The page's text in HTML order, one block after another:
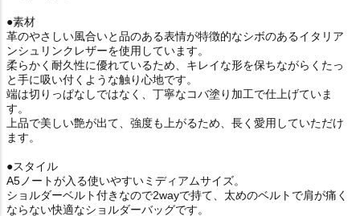
●素材
革のやさしい風合いと品のある表情が特徴的なシボのあるイタリア
ンシュリンクレザーを使用しています。
柔らかく耐久性に優れているため、キレイな形を保ちながらくたっ
と手に吸い付くような触り心地です。
端は切りっぱなしではなく、丁寧なコバ塗り加工で仕上げていま
す。
上品で美しい艶が出て、強度も上がるため、長く愛用していただけ
ます。
●スタイル
A5ノートが入る使いやすいミディアムサイズ。
ショルダーベルト付きなので2wayで持て、太めのベルトで肩が痛く
ならない快適なショルダーバッグです。